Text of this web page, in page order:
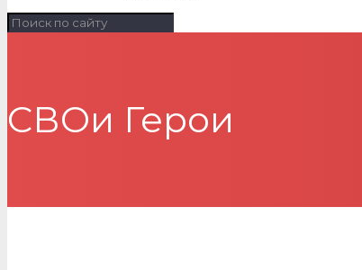
СВОи Герои